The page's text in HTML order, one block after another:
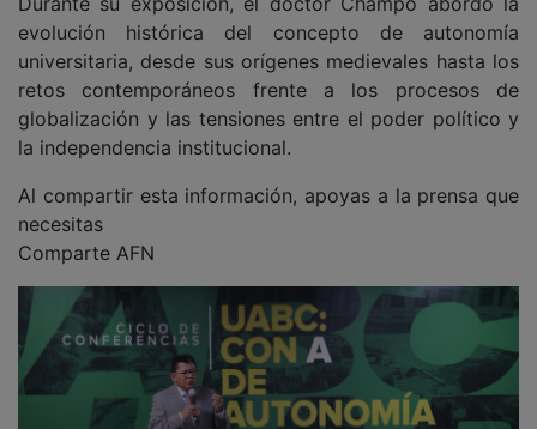
evolución histórica del concepto de autonomía
universitaria, desde sus orígenes medievales hasta los
retos contemporáneos frente a los procesos de
globalización y las tensiones entre el poder político y
la independencia institucional.
Al compartir esta información, apoyas a la prensa que
necesitas
Comparte AFN